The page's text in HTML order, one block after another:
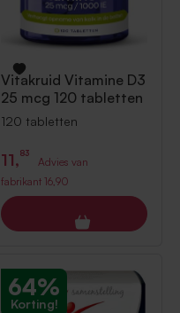
Vitakruid Vitamine D3
25 mcg 120 tabletten
120 tabletten
11,83
Advies van
fabrikant 16,90
64%
Korting!